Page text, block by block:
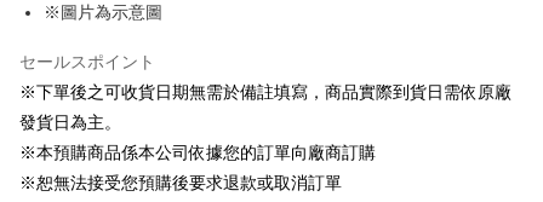
配送方法
全家取貨付款
配送毎にNT$65、NT$1,300以上で送料無料
付款後全家取貨
配送毎にNT$65、NT$1,300以上で送料無料
※圖片為示意圖
セールスポイント
※下單後之可收貨日期無需於備註填寫，商品實際到貨日需依原廠
發貨日為主。
※本預購商品係本公司依據您的訂單向廠商訂購
※恕無法接受您預購後要求退款或取消訂單